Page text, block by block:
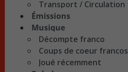
Transport / Circulation
Émissions
Musique
Décompte franco
Coups de coeur francos
Joué récemment